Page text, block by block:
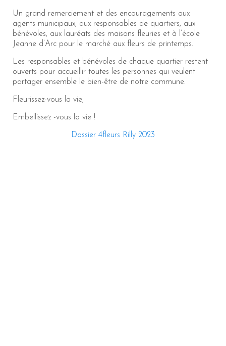
Un grand remerciement et des encouragements aux
agents municipaux, aux responsables de quartiers, aux
bénévoles, aux lauréats des maisons fleuries et à l’école
Jeanne d’Arc pour le marché aux fleurs de printemps.
Les responsables et bénévoles de chaque quartier restent
ouverts pour accueillir toutes les personnes qui veulent
partager ensemble le bien-être de notre commune.
Fleurissez-vous la vie,
Embellissez -vous la vie !
Dossier 4fleurs Rilly 2023